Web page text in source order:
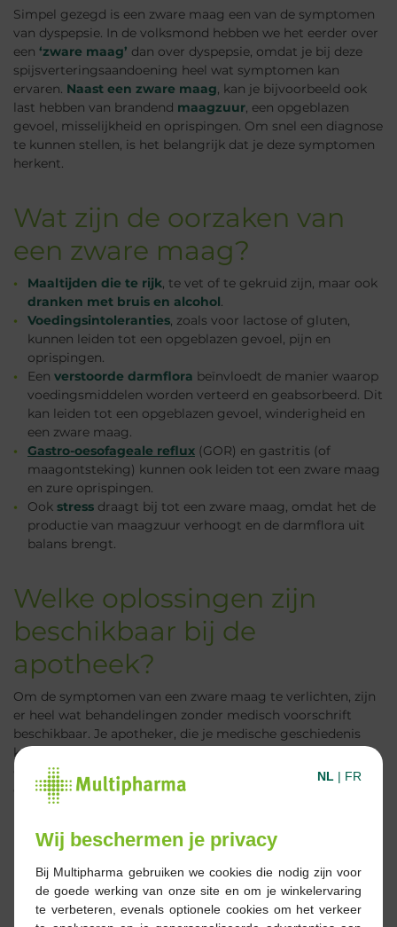
Simpel gezegd is een zware maag een van de symptomen
van dyspepsie. In de volksmond hebben we het eerder over
een ‘zware maag’ dan over dyspepsie, omdat je bij deze
spijsverteringsaandoening heel wat symptomen kan
ervaren. Naast een zware maag, kan je bijvoorbeeld ook
last hebben van brandend maagzuur, een opgeblazen
gevoel, misselijkheid en oprispingen. Om snel een diagnose
te kunnen stellen, is het belangrijk dat je deze symptomen
herkent.
Wat zijn de oorzaken van
een zware maag?
Maaltijden die te rijk, te vet of te gekruid zijn, maar ook
dranken met bruis en alcohol.
Voedingsintoleranties, zoals voor lactose of gluten,
kunnen leiden tot een opgeblazen gevoel, pijn en
oprispingen.
Een verstoorde darmflora beïnvloedt de manier waarop
voedingsmiddelen worden verteerd en geabsorbeerd. Dit
kan leiden tot een opgeblazen gevoel, winderigheid en
een zware maag.
Gastro-oesofageale reflux (GOR) en gastritis (of
maagontsteking) kunnen ook leiden tot een zware maag
en zure oprispingen.
Ook stress draagt bij tot een zware maag, omdat het de
productie van maagzuur verhoogt en de darmflora uit
balans brengt.
Welke oplossingen zijn
beschikbaar bij de
apotheek?
Om de symptomen van een zware maag te verlichten, zijn
er heel wat behandelingen zonder medisch voorschrift
beschikbaar. Je apotheker, die je medische geschiedenis
kent, kan je adviseren. Hij zal ook nagaan of je
geneesmiddelen neemt die een invloed kunnen hebben op
deze klachten.
Natuurlijke infusies of
voedingssupplementen op basis
van planten
NL | FR
Wij beschermen je privacy
Bij Multipharma gebruiken we cookies die nodig zijn voor
de goede werking van onze site en om je winkelervaring
te verbeteren, evenals optionele cookies om het verkeer